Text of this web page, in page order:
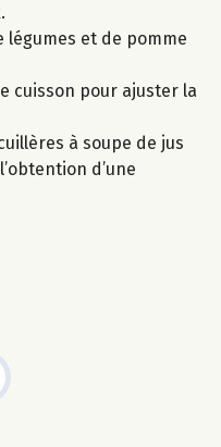
légumes et de pomme
cuisson pour ajuster la
à soupe de jus
d’une